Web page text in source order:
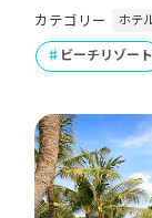
カテゴリー ホテ
ビーチリゾート